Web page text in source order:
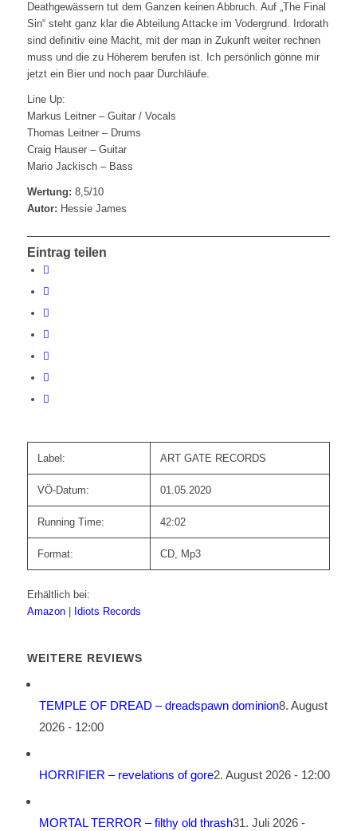
Deathgewässern tut dem Ganzen keinen Abbruch. Auf „The Final
Sin“ steht ganz klar die Abteilung Attacke im Vodergrund. Irdorath
sind definitiv eine Macht, mit der man in Zukunft weiter rechnen
muss und die zu Höherem berufen ist. Ich persönlich gönne mir
jetzt ein Bier und noch paar Durchläufe.
Line Up:
Markus Leitner – Guitar / Vocals
Thomas Leitner – Drums
Craig Hauser – Guitar
Mario Jackisch – Bass
Wertung: 8,5/10
Autor: Hessie James
Eintrag teilen
Label: ART GATE RECORDS
VÖ-Datum: 01.05.2020
Running Time: 42:02
Format: CD, Mp3
Erhältlich bei:
Amazon
Idiots Records
WEITERE REVIEWS
TEMPLE OF DREAD – dreadspawn dominion8. August
2026 - 12:00
HORRIFIER – revelations of gore2. August 2026 - 12:00
MORTAL TERROR – filthy old thrash31. Juli 2026 -